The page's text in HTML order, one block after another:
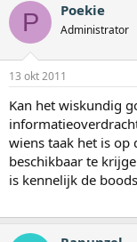
P Poekie
Administrator
13 okt 2011
Kan het wiskundig
wiens taak het is op
beschikbaar te
is kennelijk de